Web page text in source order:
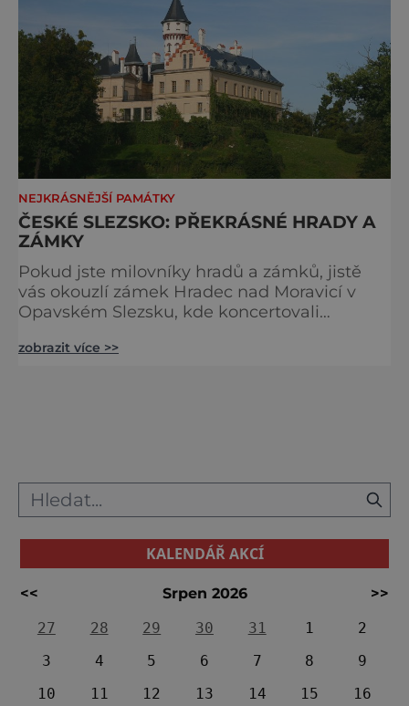
NEJKRÁSNĚJŠÍ PAMÁTKY
ČESKÉ SLEZSKO: PŘEKRÁSNÉ HRADY A
ZÁMKY
Pokud jste milovníky hradů a zámků, jistě
vás okouzlí zámek Hradec nad Moravicí v
Opavském Slezsku, kde koncertovali
obdivoval i sám ruský car Alexandr I.
zobrazit více >>
KALENDÁŘ AKCÍ
<< Srpen 2026
>>
27
28 29 30 31 1
2
3
4 5 6 7 8
9
10
11 12 13 14 15 16